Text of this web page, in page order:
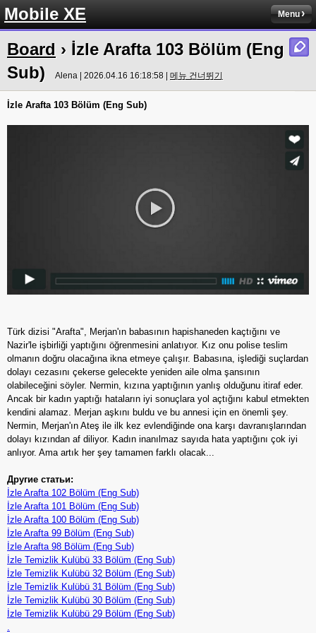
Mobile XE Menu
Board › İzle Arafta 103 Bölüm (Eng
Sub)
Alena | 2026.04.16 16:18:58 | 메뉴 건너뛰기
İzle Arafta 103 Bölüm (Eng Sub)
Türk dizisi "Arafta", Merjan'ın babasının hapishaneden kaçtığını ve
Nazir'le işbirliği yaptığını öğrenmesini anlatıyor. Kız onu polise teslim
olmanın doğru olacağına ikna etmeye çalışır. Babasına, işlediği suçlardan
dolayı cezasını çekerse gelecekte yeniden aile olma şansının
olabileceğini söyler. Nermin, kızına yaptığının yanlış olduğunu itiraf eder.
Ancak bir kadın yaptığı hataların iyi sonuçlara yol açtığını kabul etmekten
kendini alamaz. Merjan aşkını buldu ve bu annesi için en önemli şey.
Nermin, Merjan'ın Ateş ile ilk kez evlendiğinde ona karşı davranışlarından
dolayı kızından af diliyor. Kadın inanılmaz sayıda hata yaptığını çok iyi
anlıyor. Ama artık her şey tamamen farklı olacak...
Другие статьи:
İzle Arafta 102 Bölüm (Eng Sub)
İzle Arafta 101 Bölüm (Eng Sub)
İzle Arafta 100 Bölüm (Eng Sub)
İzle Arafta 99 Bölüm (Eng Sub)
İzle Arafta 98 Bölüm (Eng Sub)
İzle Temizlik Kulübü 33 Bölüm (Eng Sub)
İzle Temizlik Kulübü 32 Bölüm (Eng Sub)
İzle Temizlik Kulübü 31 Bölüm (Eng Sub)
İzle Temizlik Kulübü 30 Bölüm (Eng Sub)
İzle Temizlik Kulübü 29 Bölüm (Eng Sub)
.